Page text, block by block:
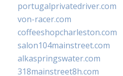
portugalprivatedriver.com
von-racer.com
coffeeshopcharleston.com
salon104mainstreet.com
alkaspringswater.com
318mainstreet8h.com